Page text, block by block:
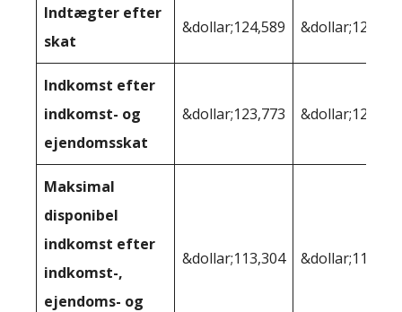
Indtægter efter
skat
&dollar;124,589
Indkomst efter
indkomst- og
ejendomsskat
&dollar;123,773
Maksimal
disponibel
indkomst efter
indkomst-,
ejendoms- og
&dollar;113,304